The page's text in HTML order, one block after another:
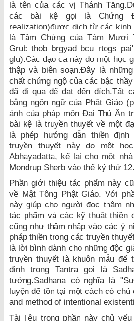
là tên của các vị Thánh
các bài kệ gọi là Chứng
realization)được dịch từ các kinh
là Tâm Chứng của Tám Mươi
Grub thob brgyad bcu rtogs
glu).Các đạo ca này do một học
thập và biên soạn.Ðây là
chất chứng ngộ của các bậc
đã đi qua để đạt đến đích.Tất
bằng ngôn ngữ của Phật Giáo
ảnh của pháp môn Ðại Thủ Ấn
bài kệ là truyền thuyết về một
là phép hướng dẫn thiền
truyền thuyết này do một
Abhayadatta, kể lại cho một
Mondrup Sherb vào thế kỷ thứ 12.
Phần giới thiệu tác phẩm này
về Mật Tông Phật Giáo. Với
này giúp cho người đọc thâm
tác phẩm và các kỹ thuật thiền
cũng như thâm nhập vào các ý
pháp thiền trong các truyền
là lời bình dành cho những độc
truyền thuyết là khuôn mẫu để
định trong Tantra gọi là
tưởng.Sadhana có nghĩa là
luyện để tồn tại một cách có chủ
and method of intentional
Tài liệu trong phần này chủ